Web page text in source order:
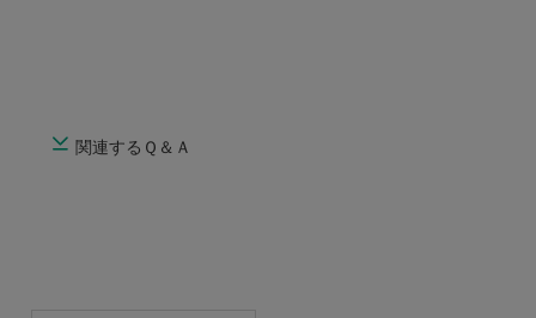
関連するＱ＆Ａ